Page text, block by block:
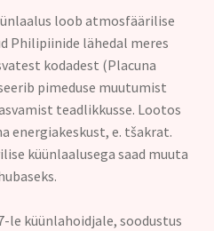
loob atmosfäärilise
Philipiinide lähedal meres
kodadest (Placuna
pimeduse muutumist
teadlikkusse. Lootos
energiakeskust, e. tšakrat.
küünlaalusega saad muuta
le küünlahoidjale, soodustus